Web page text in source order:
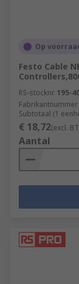
Op
Festo Cable
RS-stocknr. 195-
Fabrikantnummer
Subtotaal (1
€ 18,72(excl.
Aantal